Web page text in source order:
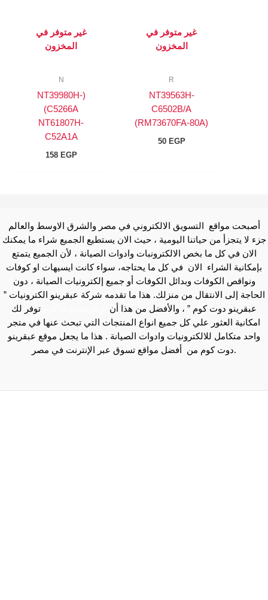
غير متوفر في
المخزون
R
NT39563H-
C6502B/A
(RM73670FA-80A)
50 EGP
غير متوفر في
المخزون
N
(NT39980H-
C5266A)
NT61807H-
C52A1A
158 EGP
أصبحت مواقع التسويق الالكتروني في مصر والشرق الاوسط والعالم
جزء لا يتجزأ من حياتنا اليومية ، حيث الان يستطيع الجميع شراء ما يمكنك
الان في كل ما بخص الالكترونبات وادوات الصيانة ، لأن الجميع يتمتع
بإمكانية الشراء الان في كل ما يحتاجه، سواء كانت ايسيهات او كوفات
ونواقص الكوفات وبدائل الكوفات أو جميع إلكترونيات الصيانة ، دون
الحاجة إلى الانتقال من منزلك. هذا ما تقدمه شركة عبقرينو الكترونيات ”
عبقرينو دوت كوم ” ، والأفضل من هذا أن
توفر لك
امكانية العثور علي كل جميع انواع المنتجات التي تبحث عنها في متجر
واحد متكامل للالكترونيات وادوات الصيانة . هذا ما يجعل موقع عبقرينو
دوت كوم من أفضل مواقع تسوق عبر الإنترنت في مصر.